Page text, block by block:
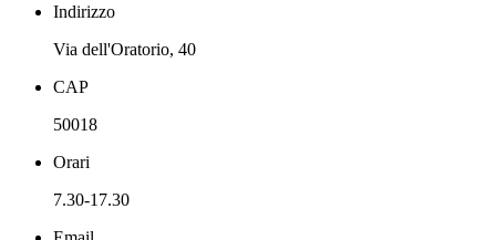
Indirizzo
Via dell'Oratorio, 40
CAP
50018
Orari
7.30-17.30